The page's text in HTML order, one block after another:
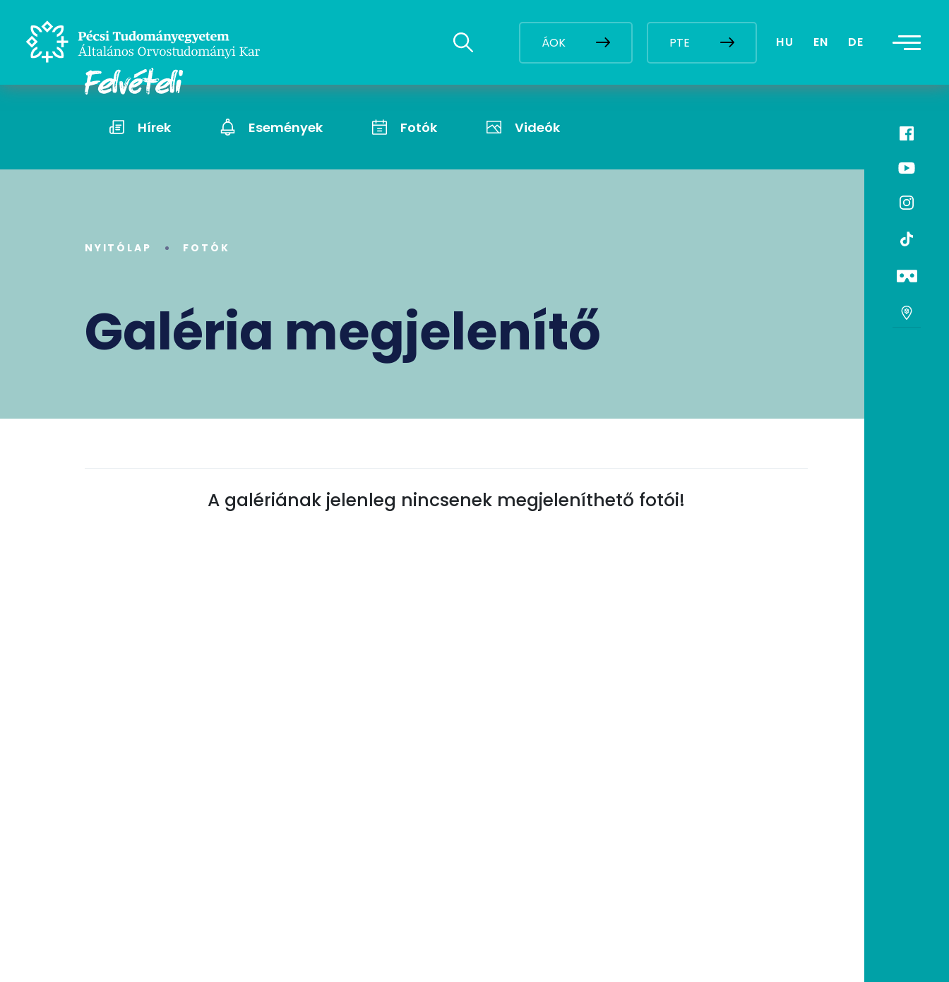
ÁOK PTE HU EN DE
Hírek Események Fotók Videók
NYITÓLAP FOTÓK
Galéria megjelenítő
A galériának jelenleg nincsenek megjeleníthető fotói!